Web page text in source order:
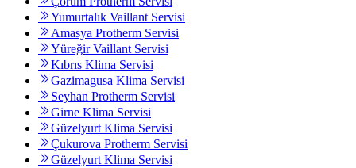
Yumurtalık Vaillant Servisi
Amasya Protherm Servisi
Yüreğir Vaillant Servisi
Kıbrıs Klima Servisi
Gazimagusa Klima Servisi
Seyhan Protherm Servisi
Girne Klima Servisi
Güzelyurt Klima Servisi
Çukurova Protherm Servisi
Güzelyurt Klima Servisi